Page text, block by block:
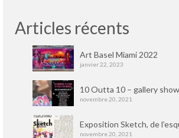
Videos
Publications
Articles récents
Art Basel Miami 2022
janvier 22, 2023
10 Outta 10 – gallery show
novembre 20, 2021
Exposition Sketch, de
novembre 20, 2021